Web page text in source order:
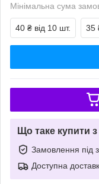
Мінімальна сума
40 ₴ від 10 шт. 35
Що таке купити
Замовлення під
Доступна